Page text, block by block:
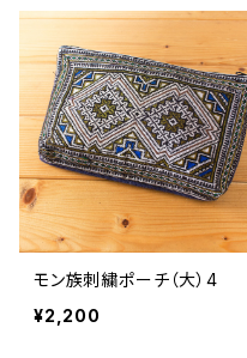
モン族刺繍ポーチ（大）4
¥2,200